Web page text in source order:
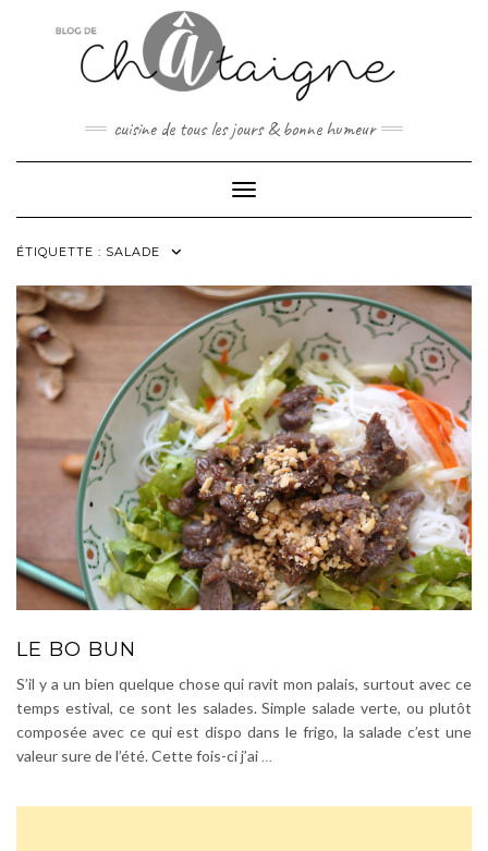
cuisine de tous les jours & bonne humeur
Toggle Navigation
ÉTIQUETTE : SALADE
LE BO BUN
S’il y a un bien quelque chose qui ravit mon palais, surtout avec ce
temps estival, ce sont les salades. Simple salade verte, ou plutôt
composée avec ce qui est dispo dans le frigo, la salade c’est une
valeur sure de l’été. Cette fois-ci j’ai …